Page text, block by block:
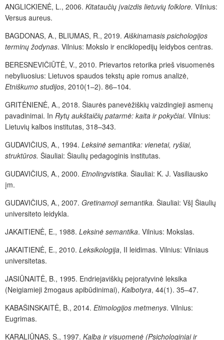
ANGLICKIENĖ, L., 2006. Kitataučių įvaizdis lietuvių folklore. Vilnius:
Versus aureus.
BAGDONAS, A., BLIUMAS, R., 2019. Aiškinamasis psichologijos
terminų žodynas. Vilnius: Mokslo ir enciklopedijų leidybos centras.
BERESNEVIČIŪTĖ, V., 2010. Prievartos retorika prieš visuomenės
nebyliuosius: Lietuvos spaudos tekstų apie romus analizė,
Etniškumo studijos, 2010(1–2). 86–104.
GRITĖNIENĖ, A., 2018. Šiaurės panevėžiškių vaizdingieji asmenų
pavadinimai. In Rytų aukštaičių patarmė: kaita ir pokyčiai. Vilnius:
Lietuvių kalbos institutas, 318–343.
GUDAVIČIUS, A., 1994. Leksinė semantika: vienetai, ryšiai,
struktūros. Šiauliai: Šiaulių pedagoginis institutas.
GUDAVIČIUS, A., 2000. Etnolingvistika. Šiauliai: K. J. Vasiliausko
įm.
GUDAVIČIUS, A., 2007. Gretinamoji semantika. Šiauliai: VšĮ Šiaulių
universiteto leidykla.
JAKAITIENĖ, E., 1988. Leksinė semantika. Vilnius: Mokslas.
JAKAITIENĖ, E., 2010. Leksikologija, II leidimas. Vilnius: Vilniaus
universitetas.
JASIŪNAITĖ, B., 1995. Endriejaviškių pejoratyvinė leksika
(Neigiamieji žmogaus apibūdinimai), Kalbotyra, 44(1). 35–47.
KABAŠINSKAITĖ, B., 2014. Etimologijos metmenys. Vilnius:
Eugrimas.
KARALIŪNAS, S., 1997. Kalba ir visuomenė (Psichologiniai ir